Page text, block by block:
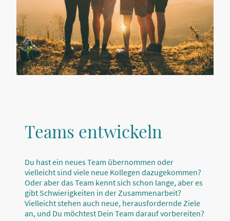
Teams entwickeln
Du hast ein neues Team übernommen oder
vielleicht sind viele neue Kollegen dazugekommen?
Oder aber das Team kennt sich schon lange, aber es
gibt Schwierigkeiten in der Zusammenarbeit?
Vielleicht stehen auch neue, herausfordernde Ziele
an, und Du möchtest Dein Team darauf vorbereiten?